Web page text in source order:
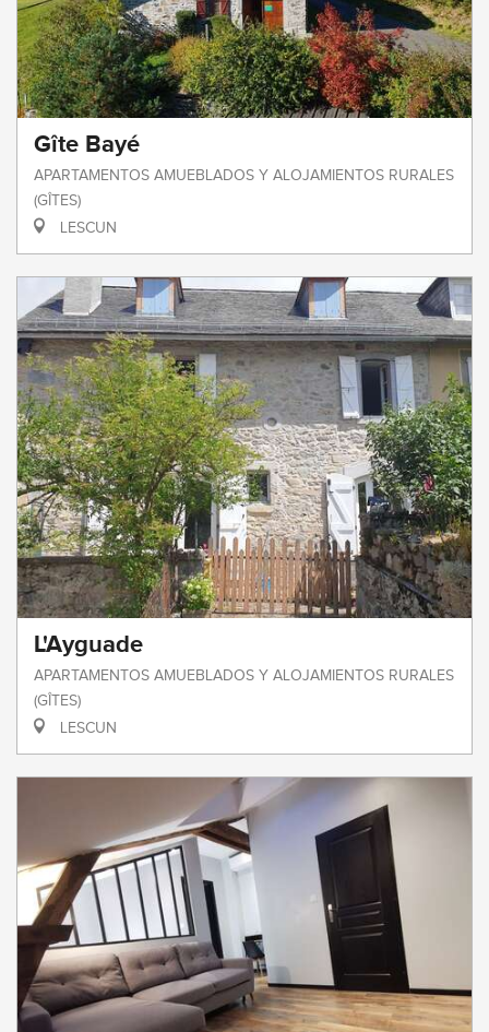
Gîte Bayé
APARTAMENTOS AMUEBLADOS Y ALOJAMIENTOS RURALES
(GÎTES)
LESCUN
L'Ayguade
APARTAMENTOS AMUEBLADOS Y ALOJAMIENTOS RURALES
(GÎTES)
LESCUN